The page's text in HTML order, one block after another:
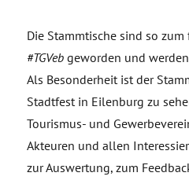
Die Stammtische sind so
#TGVeb geworden und
Als Besonderheit ist der
Stadtfest in Eilenburg zu
Tourismus- und
Akteuren und allen
zur Auswertung, zum